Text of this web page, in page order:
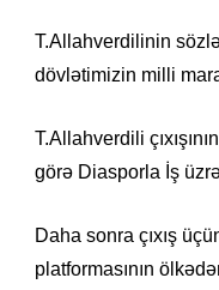
T.Allahverdilinin
dövlətimizin milli
T.Allahverdili
görə Diasporla İş
Daha sonra çıxış
platformasının